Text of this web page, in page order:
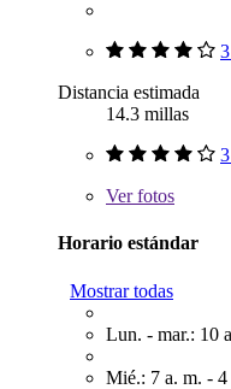
Distancia estimada
14.3 millas
Verfotos
Horario estándar
Mostrar todas
Lun. - mar.: 10
Mié.: 7 a. m. - 4